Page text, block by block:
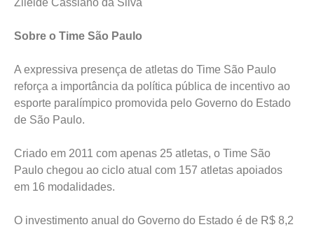
Sobre o Time São Paulo
A expressiva presença de atletas do Time São Paulo
reforça a importância da política pública de incentivo ao
esporte paralímpico promovida pelo Governo do Estado
de São Paulo.
Criado em 2011 com apenas 25 atletas, o Time São
Paulo chegou ao ciclo atual com 157 atletas apoiados
em 16 modalidades.
O investimento anual do Governo do Estado é de R$ 8,2